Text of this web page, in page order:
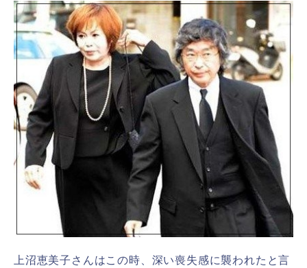
上沼恵美子さんはこの時、深い喪失感に襲われたと言